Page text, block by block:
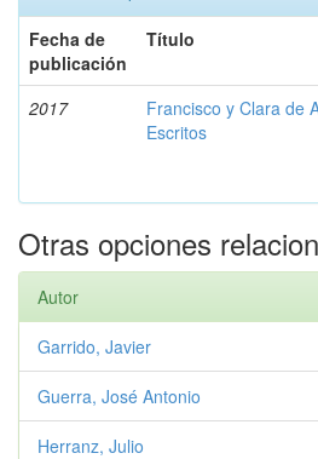
Fecha de
publicación
Título
2017
Francisco y Clara de
Escritos
Otras opciones
Autor
Garrido, Javier
Guerra, José Antonio
Herranz, Julio